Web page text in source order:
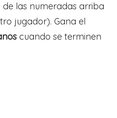
las numeradas arriba
jugador). Gana el
cuando se terminen